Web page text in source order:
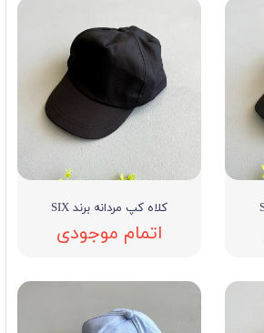
کلاه کپ مردانه برند SIX
اتمام موجودی